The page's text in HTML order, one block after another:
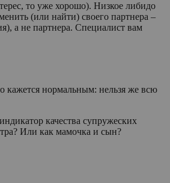
то уже хорошо). Низкое либидо
(или найти) своего партнера –
а не партнера. Специалист вам
кажется нормальным: нельзя же всю
качества супружеских
Или как мамочка и сын?